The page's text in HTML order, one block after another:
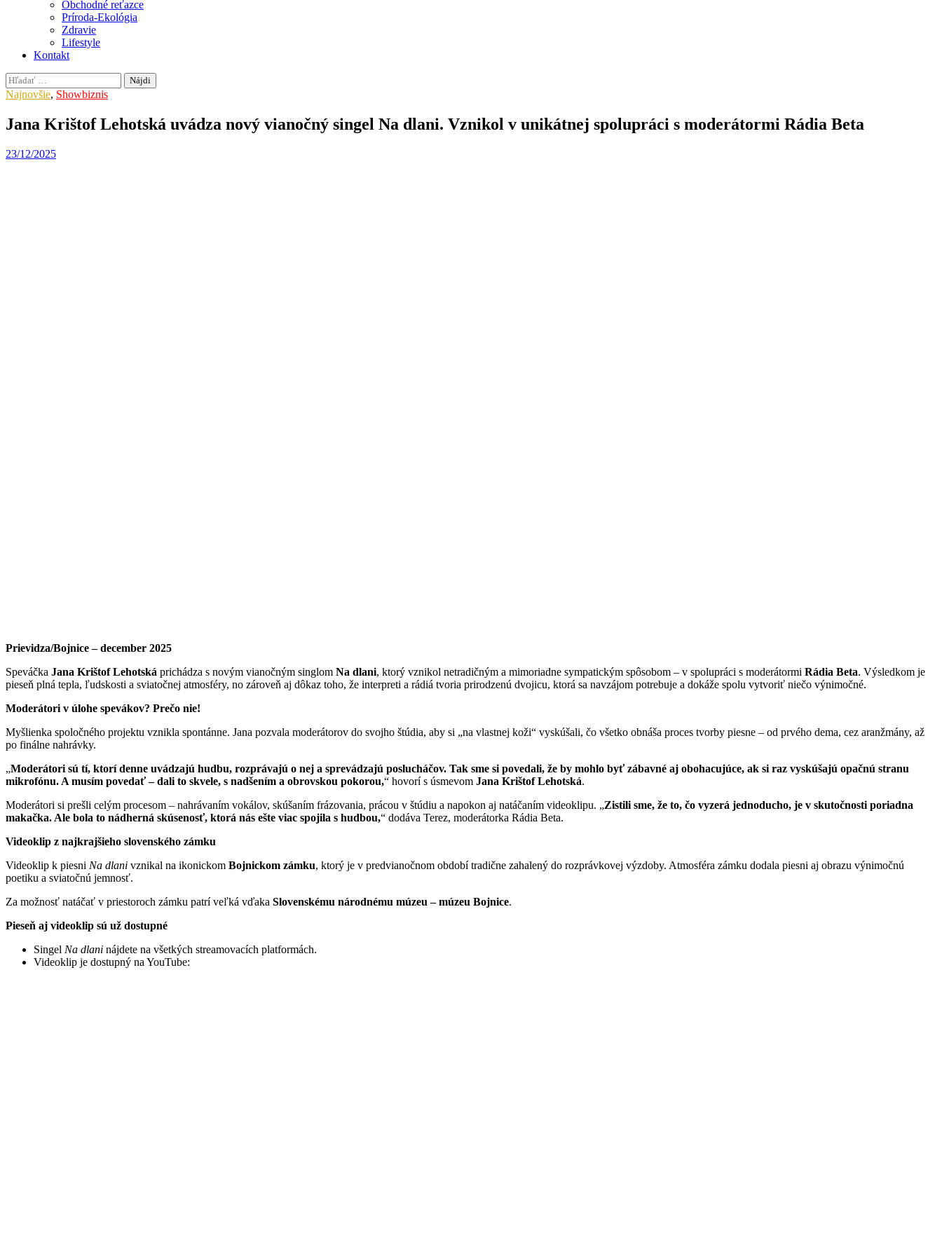
Obchodné reťazce
Príroda-Ekológia
Zdravie
Lifestyle
Kontakt
Hľadať:
Najnovšie, Showbiznis
Jana Krištof Lehotská uvádza nový vianočný singel Na dlani. Vznikol v unikátnej spolupráci s moderátormi Rádia Beta
23/12/2025
Prievidza/Bojnice – december 2025
Speváčka Jana Krištof Lehotská prichádza s novým vianočným singlom Na dlani, ktorý vznikol netradičným a mimoriadne sympatickým spôsobom – v spolupráci s moderátormi Rádia Beta. Výsledkom je
pieseň plná tepla, ľudskosti a sviatočnej atmosféry, no zároveň aj dôkaz toho, že interpreti a rádiá tvoria prirodzenú dvojicu, ktorá sa navzájom potrebuje a dokáže spolu vytvoriť niečo výnimočné.
Moderátori v úlohe spevákov? Prečo nie!
Myšlienka spoločného projektu vznikla spontánne. Jana pozvala moderátorov do svojho štúdia, aby si „na vlastnej koži“ vyskúšali, čo všetko obnáša proces tvorby piesne – od prvého dema, cez aranžmány, až
po finálne nahrávky.
„Moderátori sú tí, ktorí denne uvádzajú hudbu, rozprávajú o nej a sprevádzajú poslucháčov. Tak sme si povedali, že by mohlo byť zábavné aj obohacujúce, ak si raz vyskúšajú opačnú stranu
mikrofónu. A musím povedať – dali to skvele, s nadšením a obrovskou pokorou,“ hovorí s úsmevom Jana Krištof Lehotská.
Moderátori si prešli celým procesom – nahrávaním vokálov, skúšaním frázovania, prácou v štúdiu a napokon aj natáčaním videoklipu. „Zistili sme, že to, čo vyzerá jednoducho, je v skutočnosti poriadna
makačka. Ale bola to nádherná skúsenosť, ktorá nás ešte viac spojila s hudbou,“ dodáva Terez, moderátorka Rádia Beta.
Videoklip z najkrajšieho slovenského zámku
Videoklip k piesni Na dlani vznikal na ikonickom Bojnickom zámku, ktorý je v predvianočnom období tradične zahalený do rozprávkovej výzdoby. Atmosféra zámku dodala piesni aj obrazu výnimočnú
poetiku a sviatočnú jemnosť.
Za možnosť natáčať v priestoroch zámku patrí veľká vďaka Slovenskému národnému múzeu – múzeu Bojnice.
Pieseň aj videoklip sú už dostupné
Singel Na dlani nájdete na všetkých streamovacích platformách.
Videoklip je dostupný na YouTube: